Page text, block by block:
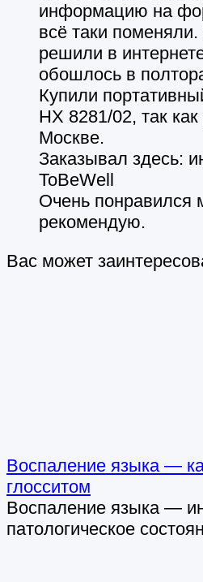
информацию на
всё таки
решили в
обошлось в
Купили
HX 8281/02, так
Москве.
Заказывал здесь:
ToBeWell
Очень понравился
рекомендую.
Вас может
Воспаление языка —
глосситом
Воспаление языка —
патологическое